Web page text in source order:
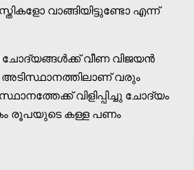
വാങ്ങിയിട്ടുണ്ടോ എന്ന്
ചോദ്യങ്ങൾക്ക് വീണ വിജയൻ
അടിസ്ഥാനത്തിലാണ് വരും
വിളിപ്പിച്ചു ചോദ്യം
രൂപയുടെ കള്ള പണം